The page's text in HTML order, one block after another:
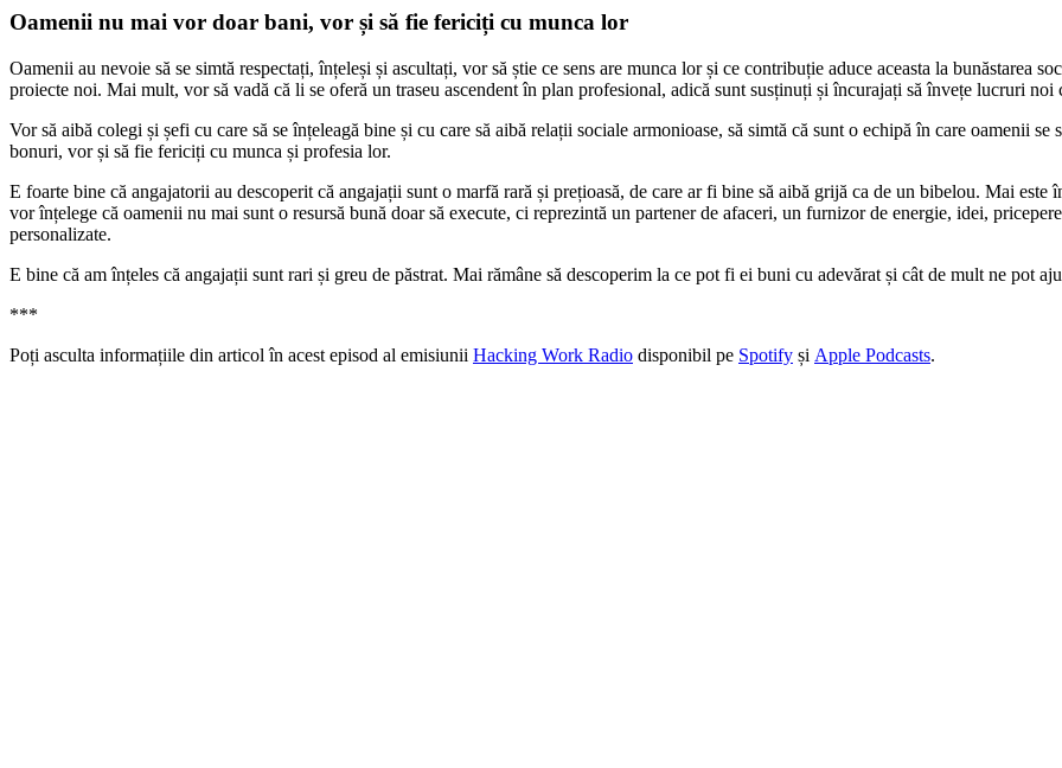
Oamenii nu mai vor doar bani, vor și să fie fericiți cu munca lor
Oamenii au nevoie să se simtă respectați, înțeleși și ascultați, vor să știe ce sens are munca lor și ce contribuție aduce aceasta la bunăstarea
proiecte noi. Mai mult, vor să vadă că li se oferă un traseu ascendent în plan profesional, adică sunt susținuți și încurajați să învețe lucruri
Vor să aibă colegi și șefi cu care să se înțeleagă bine și cu care să aibă relații sociale armonioase, să simtă că sunt o echipă în care oamenii
bonuri, vor și să fie fericiți cu munca și profesia lor.
E foarte bine că angajatorii au descoperit că angajații sunt o marfă rară și prețioasă, de care ar fi bine să aibă grijă ca de un bibelou. Mai
vor înțelege că oamenii nu mai sunt o resursă bună doar să execute, ci reprezintă un partener de afaceri, un furnizor de energie, idei,
personalizate.
E bine că am înțeles că angajații sunt rari și greu de păstrat. Mai rămâne să descoperim la ce pot fi ei buni cu adevărat și cât de mult ne pot
***
Poți asculta informațiile din articol în acest episod al emisiunii Hacking Work Radio disponibil pe Spotify și Apple Podcasts.